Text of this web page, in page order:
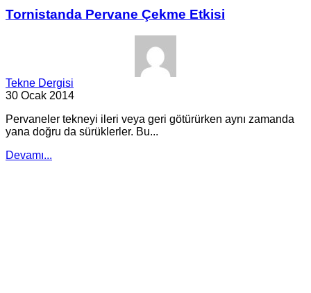
Tornistanda Pervane Çekme Etkisi
Tekne Dergisi
30 Ocak 2014
Pervaneler tekneyi ileri veya geri götürürken aynı zamanda
yana doğru da sürüklerler. Bu...
Devamı...